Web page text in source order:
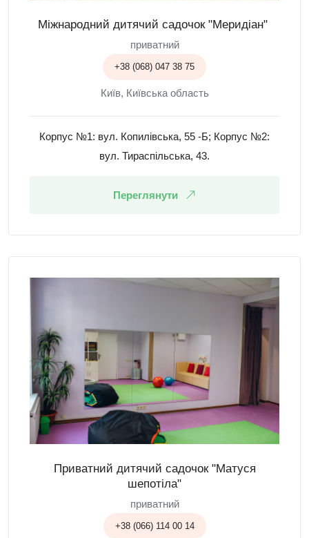
Міжнародний дитячий садочок "Меридіан"
приватний
+38 (068) 047 38 75
Київ, Київська область
Корпус №1: вул. Копилівська, 55 -Б; Корпус №2:
вул. Тираспільська, 43.
Переглянути
Приватний дитячий садочок "Матуся
шепотіла"
приватний
+38 (066) 114 00 14